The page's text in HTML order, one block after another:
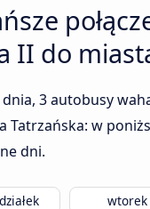
II do
3 autobusy
Tatrzańska: w
dni.
wtorek